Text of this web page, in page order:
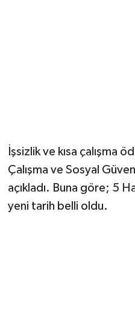
İşsizlik ve kısa çalışma
Çalışma ve Sosyal
açıkladı. Buna göre; 5
yeni tarih belli oldu.